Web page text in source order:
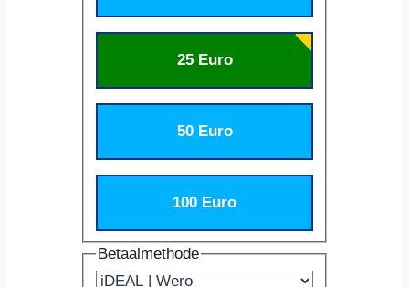
25 Euro
50 Euro
100 Euro
Betaalmethode